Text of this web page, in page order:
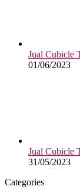
Jual Cubicle
01/06/2023
Jual Cubicle
31/05/2023
Categories